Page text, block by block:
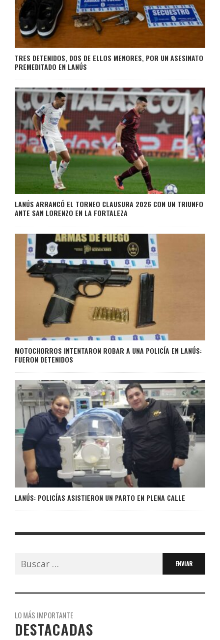
TRES DETENIDOS, DOS DE ELLOS MENORES, POR UN ASESINATO
PREMEDITADO EN LANÚS
LANÚS ARRANCÓ EL TORNEO CLAUSURA 2026 CON UN TRIUNFO
ANTE SAN LORENZO EN LA FORTALEZA
MOTOCHORROS INTENTARON ROBAR A UNA POLICÍA EN LANÚS:
FUERON DETENIDOS
LANÚS: POLICÍAS ASISTIERON UN PARTO EN PLENA CALLE
Buscar:
LO MÁS IMPORTANTE
DESTACADAS